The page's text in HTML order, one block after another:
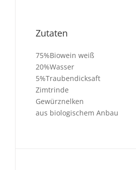
Zutaten
75%Biowein weiß
20%Wasser
5%Traubendicksaft
Zimtrinde
Gewürznelken
aus biologischem Anbau